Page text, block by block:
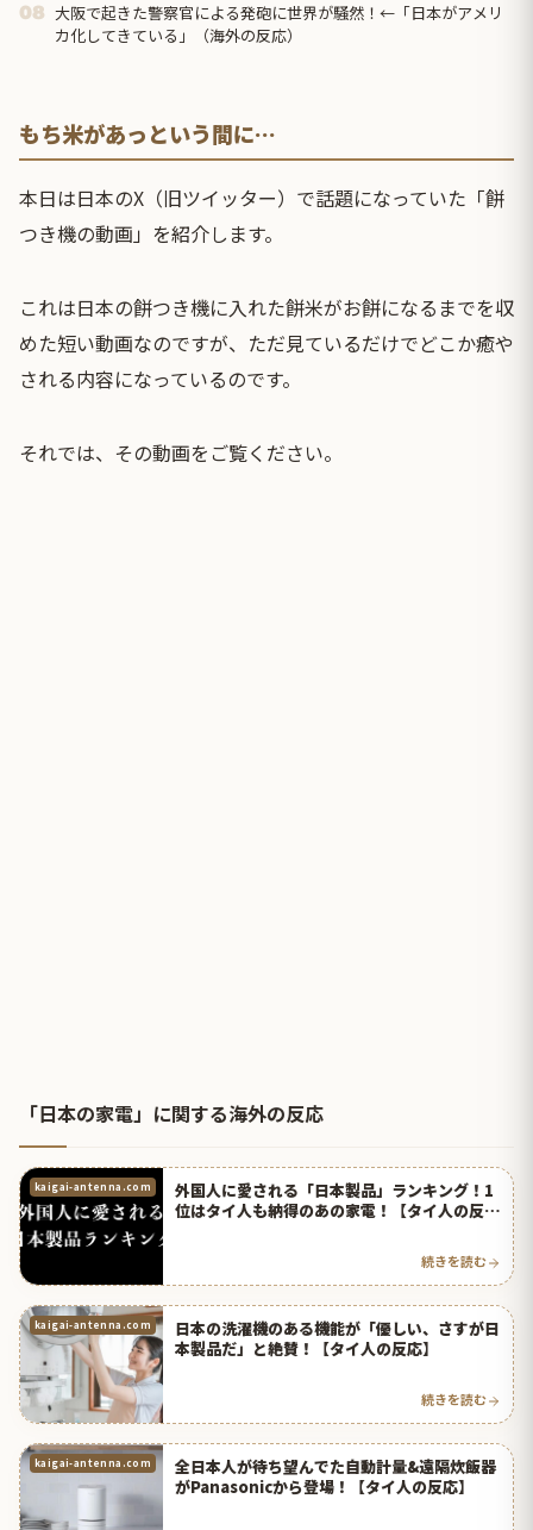
08 大阪で起きた警察官による発砲に世界が騒然！←「日本がアメリ
カ化してきている」（海外の反応）
もち米があっという間に…
本日は日本のX（旧ツイッター）で話題になっていた「餅
つき機の動画」を紹介します。
これは日本の餅つき機に入れた餅米がお餅になるまでを収
めた短い動画なのですが、ただ見ているだけでどこか癒や
される内容になっているのです。
それでは、その動画をご覧ください。
「日本の家電」に関する海外の反応
kaigai-antenna.com
外国人に愛される「日本製品」ランキング！1
位はタイ人も納得のあの家電！【タイ人の反
続きを読む
kaigai-antenna.com
日本の洗濯機のある機能が「優しい、さすが日
本製品だ」と絶賛！【タイ人の反応】
続きを読む
kaigai-antenna.com
全日本人が待ち望んでた自動計量&遠隔炊飯器
がPanasonicから登場！【タイ人の反応】